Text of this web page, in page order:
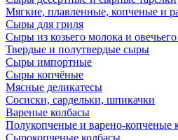
Мягкие, плавленные, копченые и
Сыры для гриля
Сыры из козьего молока и
Твердые и полутвердые сыры
Сыры импортные
Сыры копчёные
Мясные деликатесы
Сосиски, сардельки, шпикачки
Вареные колбасы
Полукопченые и варено-копченые
Сырокопченые колбасы